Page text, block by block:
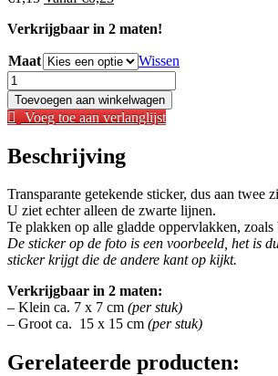
was:
is:
Verkrijgbaar in 2 maten!
Maat
Wissen
Sticker
-
Bull
Terrier
15
Toevoegen aan winkelwagen
Voeg toe aan verlanglijst
Beschrijving
Transparante getekende sticker, dus aan twee
U ziet echter alleen de zwarte lijnen.
Te plakken op alle gladde oppervlakken, zoals
De sticker op de foto is een voorbeeld, het is
sticker krijgt die de andere kant op kijkt.
Verkrijgbaar in 2 maten:
– Klein ca. 7 x 7 cm (per stuk)
– Groot ca. 15 x 15 cm (per stuk)
Gerelateerde producten: